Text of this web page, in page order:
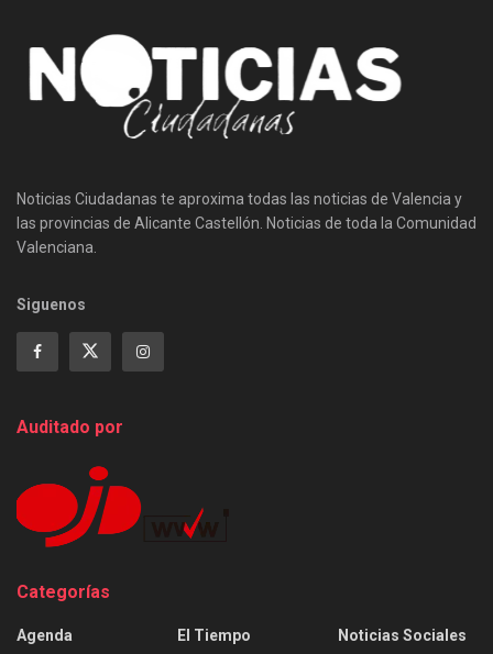
Noticias Ciudadanas te aproxima todas las noticias de Valencia y
las provincias de Alicante Castellón. Noticias de toda la Comunidad
Valenciana.
Siguenos
Auditado por
Categorías
Agenda
El Tiempo
Noticias Sociales